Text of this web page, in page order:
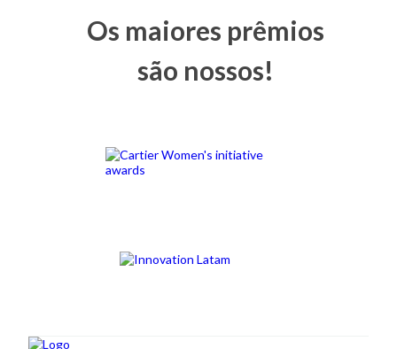
Os maiores prêmios
são nossos!